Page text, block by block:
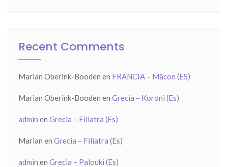
Recent Comments
Marian Oberink-Booden en FRANCIA – Mâcon (ES)
Marian Oberink-Booden en Grecia – Koroni (Es)
admin en Grecia – Filiatra (Es)
Marian en Grecia – Filiatra (Es)
admin en Grecia – Palouki (Es)